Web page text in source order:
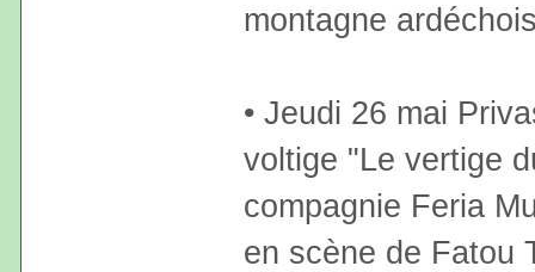
montagne
• Jeudi 26 mai
voltige "Le vertige
compagnie Feria
en scène de Fatou